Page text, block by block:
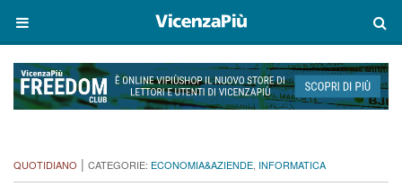
QUOTIDIANO | CATEGORIE: ECONOMIA&AZIENDE, INFORMATICA